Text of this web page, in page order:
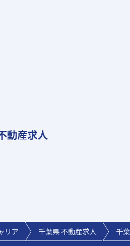
動産求人
リア 千葉県 不動産求人 千